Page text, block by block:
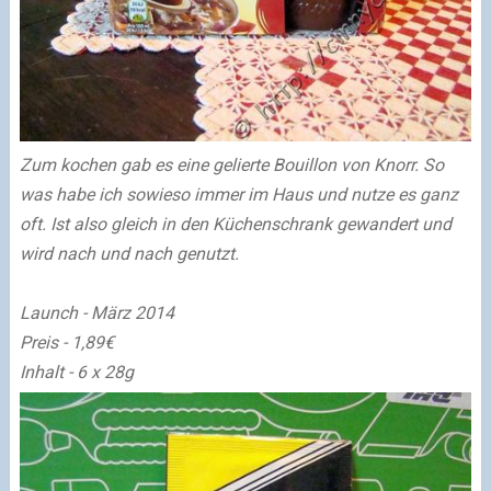
Zum kochen gab es eine gelierte Bouillon von Knorr. So
was habe ich sowieso immer im Haus und nutze es ganz
oft. Ist also gleich in den Küchenschrank gewandert und
wird nach und nach genutzt.
Launch - März 2014
Preis - 1,89€
Inhalt - 6 x 28g